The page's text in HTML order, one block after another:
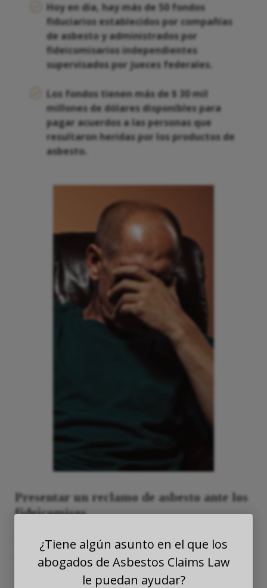
Hoy en día, hay más de 50 fondos
fiduciarios establecidos por compañías
de asbesto y administrados por
fideicomisarios independientes
supervisados por jueces federales.
Los fondos tienen más de $ 30 mil
millones de dólares disponibles para
pagar acuerdos a las personas que
resultaron heridas por los productos de
asbesto.
Presentar un reclamo de asbesto ante los
fideicomisos
Cada fideicomiso de asbesto tiene diferentes
requisitos que un reclamante potencial debe
cumplir para calificar para un acuerdo, pero cada
¿Tiene algún asunto en el que los
abogados de Asbestos Claims Law
le puedan ayudar?